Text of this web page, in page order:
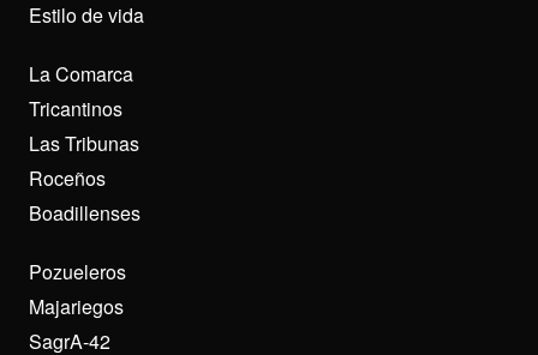
Estilo de vida
La Comarca
Tricantinos
Las Tribunas
Roceños
Boadillenses
Pozueleros
Majariegos
SagrA-42